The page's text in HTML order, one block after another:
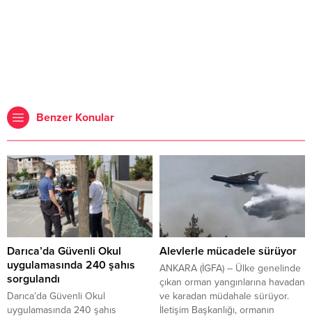
Benzer Konular
Darıca’da Güvenli Okul
uygulamasında 240 şahıs
sorgulandı
Darıca’da Güvenli Okul
uygulamasında 240 şahıs
Alevlerle mücadele sürüyor
ANKARA (İGFA) – Ülke genelinde
çıkan orman yangınlarına havadan
ve karadan müdahale sürüyor.
İletişim Başkanlığı, ormanın